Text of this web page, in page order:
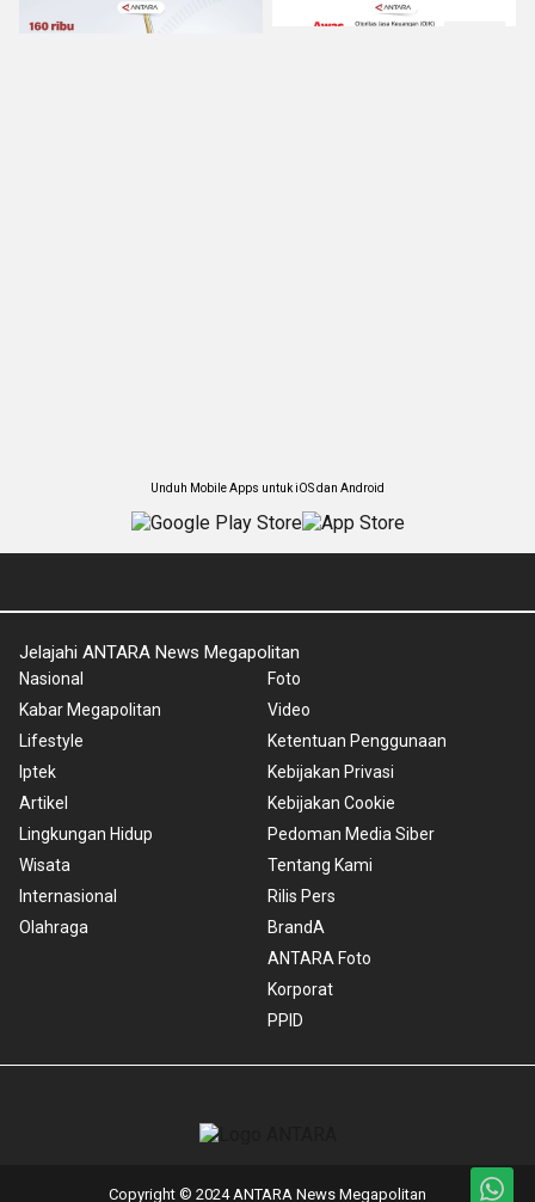
Unduh Mobile Apps untuk iOS dan Android
Jelajahi ANTARA News Megapolitan
Nasional
Kabar Megapolitan
Lifestyle
Iptek
Artikel
Lingkungan Hidup
Wisata
Internasional
Olahraga
Foto
Video
Ketentuan Penggunaan
Kebijakan Privasi
Kebijakan Cookie
Pedoman Media Siber
Tentang Kami
Rilis Pers
BrandA
ANTARA Foto
Korporat
PPID
Copyright © 2024 ANTARA News Megapolitan